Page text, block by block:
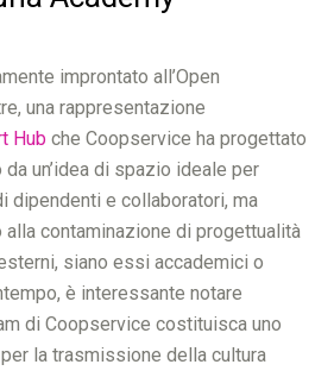
improntato all’Open
una rappresentazione
Hub che Coopservice ha progettato
un’idea di spazio ideale per
dipendenti e collaboratori, ma
alla contaminazione di progettualità
siano essi accademici o
è interessante notare
di Coopservice costituisca uno
la trasmissione della cultura